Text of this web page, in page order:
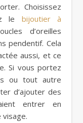
Choisissez
le bijoutier à
d’oreilles
pendentif. Cela
aussi, et ce
Si vous portez
ou tout autre
d’ajouter des
entrer en